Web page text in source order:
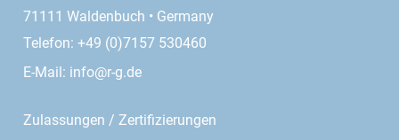
71111 Waldenbuch • Germany
Telefon: +49 (0)7157 530460
E-Mail: info@r-g.de
Zulassungen / Zertifizierungen